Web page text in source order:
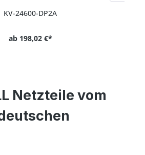
KV-24600-DP2A
ab 198,02 €*
Netzteile vom